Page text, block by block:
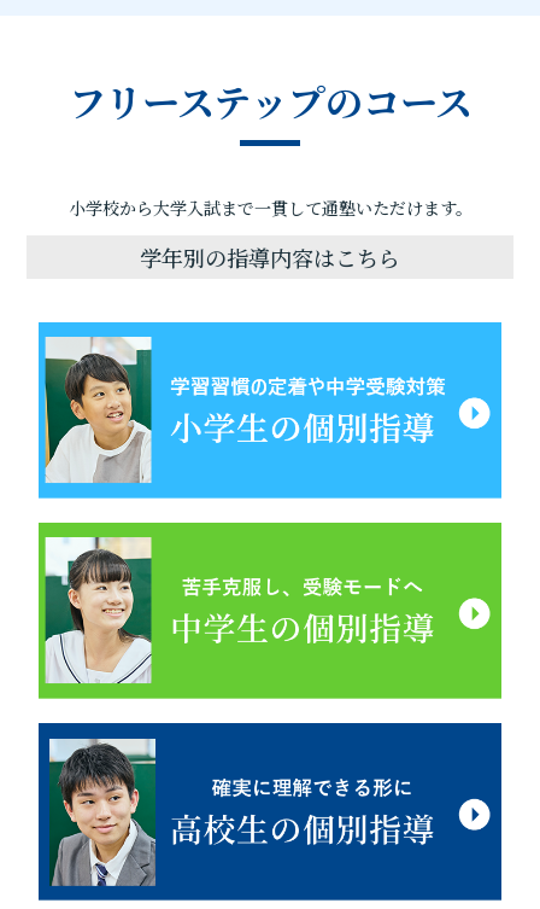
フリーステップのコース
小学校から大学入試まで一貫して通塾いただけます。
学年別の指導内容はこちら